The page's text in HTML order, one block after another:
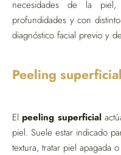
necesidades de la
profundidades y con
diagnóstico facial previo y
Peeling superficial
Elpeeling superficial
piel. Suele estar indicado
textura, tratar piel apagada